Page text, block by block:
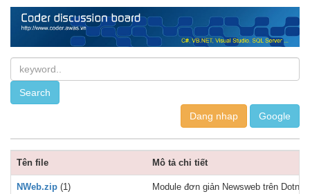
Dang nhap
Tên file Mô tả chi tiết
NWeb.zip (1) Module đơn giản Newsweb trên